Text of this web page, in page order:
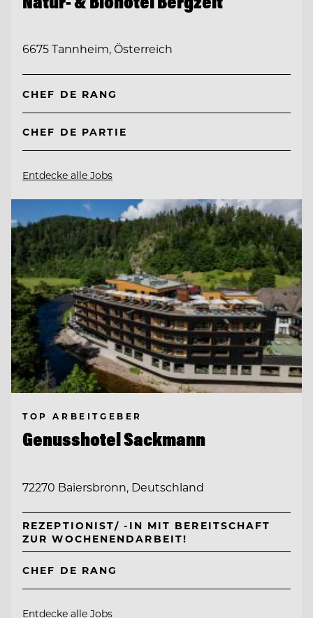
6675 Tannheim, Österreich
CHEF DE RANG
CHEF DE PARTIE
Entdecke alle Jobs
TOP ARBEITGEBER
Genusshotel Sackmann
72270 Baiersbronn, Deutschland
REZEPTIONIST/ -IN MIT BEREITSCHAFT
ZUR WOCHENENDARBEIT!
CHEF DE RANG
Entdecke alle Jobs